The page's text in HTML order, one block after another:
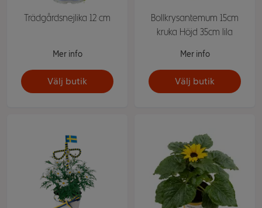
Trädgårdsnejlika 12 cm
Mer info
Välj butik
Bollkrysantemum 15cm
kruka Höjd 35cm lila
Mer info
Välj butik